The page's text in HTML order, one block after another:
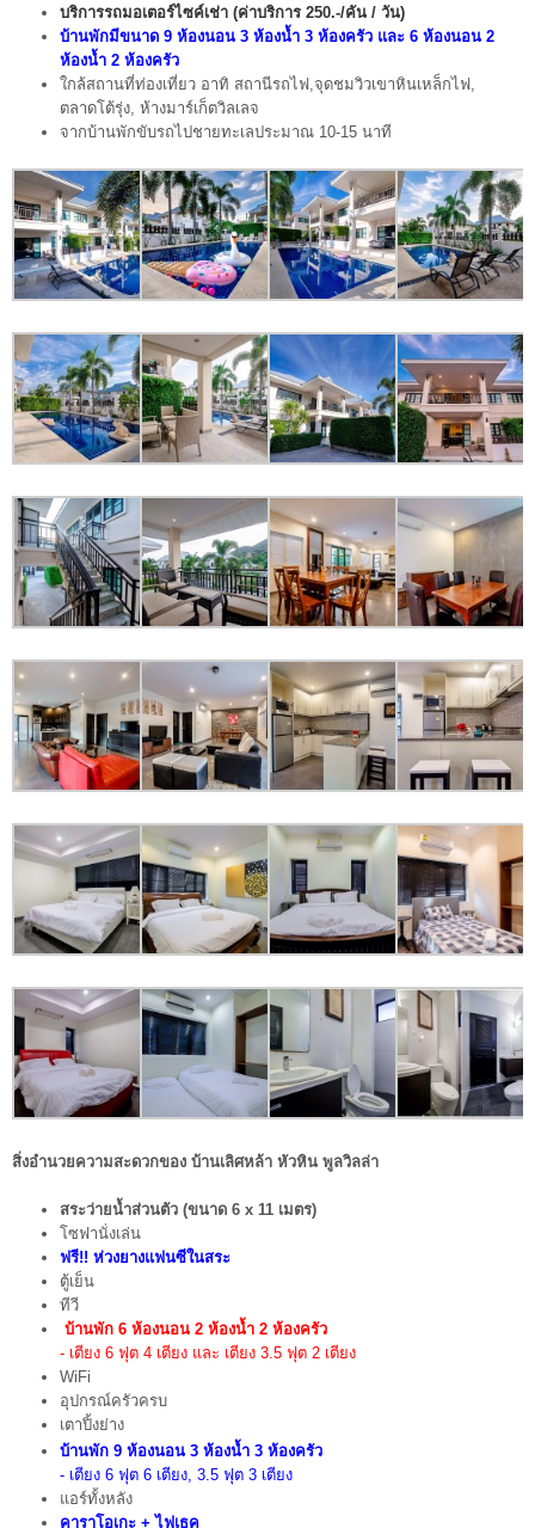
บริการรถมอเตอร์ไซค์เช่า (ค่าบริการ 250.-/คัน / วัน)
บ้านพักมีขนาด 9 ห้องนอน 3 ห้องน้ำ 3 ห้องครัว และ 6 ห้องนอน 2
ห้องน้ำ 2 ห้องครัว
ใกล้สถานที่ท่องเที่ยว อาทิ สถานีรถไฟ,จุดชมวิวเขาหินเหล็กไฟ,
ตลาดโต้รุ่ง, ห้างมาร์เก็ตวิลเลจ
จากบ้านพักขับรถไปชายทะเลประมาณ 10-15 นาที
สิ่งอำนวยความสะดวกของ บ้านเลิศหล้า หัวหิน พูลวิลล่า
สระว่ายน้ำส่วนตัว (ขนาด 6 x 11 เมตร)
โซฟานั่งเล่น
ฟรี!! ห่วงยางแฟนซีในสระ
ตู้เย็น
ทีวี
บ้านพัก 6 ห้องนอน 2 ห้องน้ำ 2 ห้องครัว
- เตียง 6 ฟุต 4 เตียง และ เตียง 3.5 ฟุต 2 เตียง
WiFi
อุปกรณ์ครัวครบ
เตาปิ้งย่าง
บ้านพัก 9 ห้องนอน 3 ห้องน้ำ 3 ห้องครัว
- เตียง 6 ฟุต 6 เตียง, 3.5 ฟุต 3 เตียง
แอร์ทั้งหลัง
คาราโอเกะ + ไฟเธค